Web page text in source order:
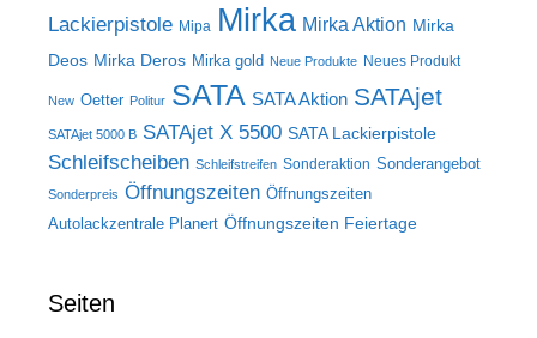
Lackierpistole Mipa Mirka Mirka Aktion Mirka
Deos Mirka Deros Mirka gold Neue Produkte Neues Produkt
New Oetter Politur SATA SATA Aktion SATAjet
SATAjet 5000 B SATAjet X 5500 SATA Lackierpistole
Schleifscheiben Schleifstreifen Sonderaktion Sonderangebot
Sonderpreis Öffnungszeiten Öffnungszeiten
Autolackzentrale Planert Öffnungszeiten Feiertage
Seiten